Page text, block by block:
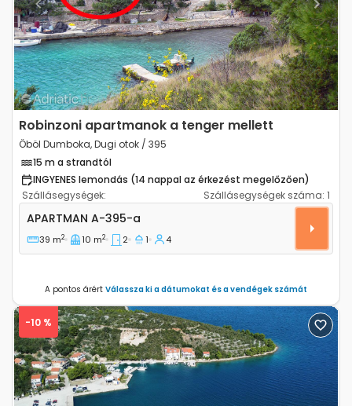
Previous Next
Robinzoni apartmanok a tenger mellett
Öböl Dumboka, Dugi otok / 395
15 m a strandtól
INGYENES lemondás (14 nappal az érkezést megelőzően)
Szállásegységek:
Szállásegységek száma: 1
Kétszobás apartman Öböl Dumboka, Dugi otok A-
APARTMAN A-395-a
39 m2 10 m2 2 1 4
A pontos árért Válassza ki a dátumokat és a vendégek számát
-10 %